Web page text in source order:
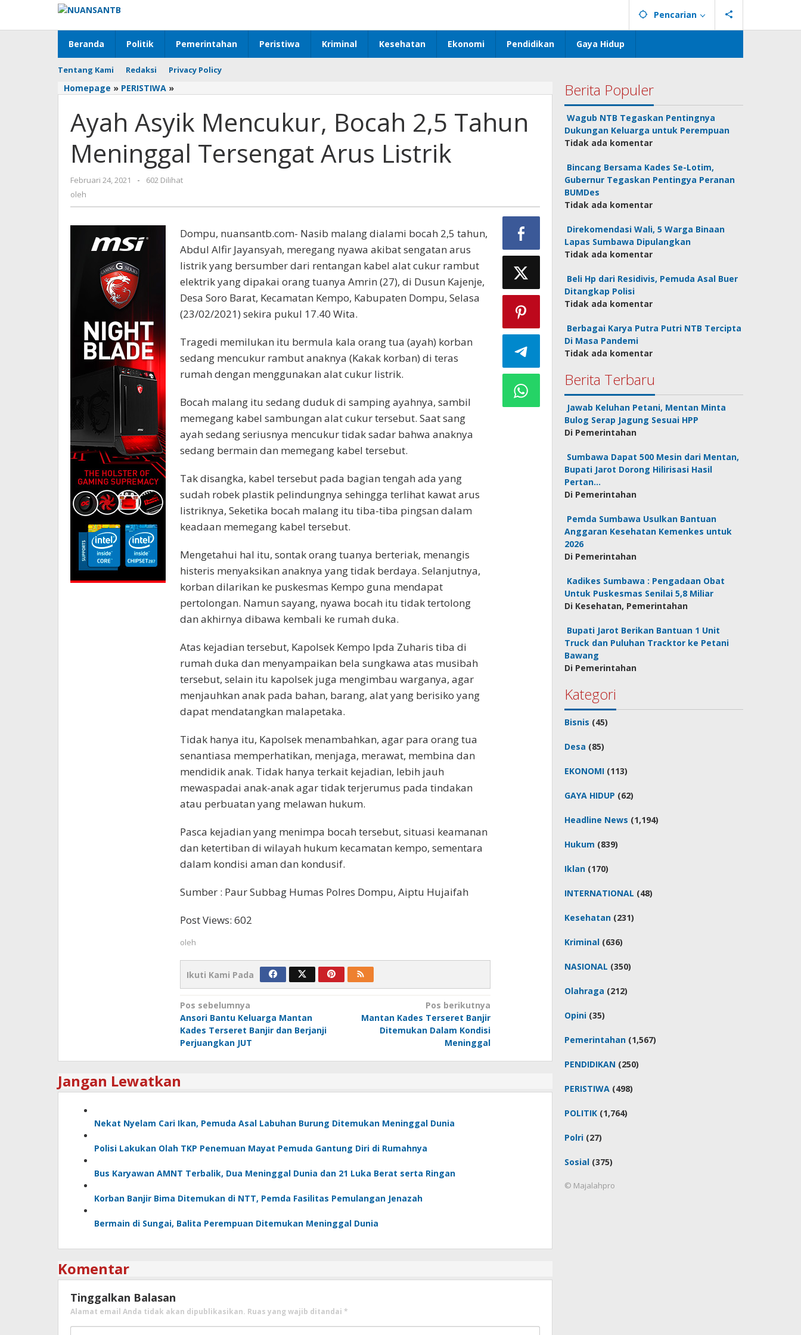
konten
Pencarian
Beranda Politik Pemerintahan Peristiwa Kriminal Kesehatan Ekonomi Pendidikan Gaya Hidup
Tentang Kami Redaksi Privacy Policy
Homepage » PERISTIWA »
Mencukur,
Bocah
Tahun
Meninggal
Tersengat
Ayah Asyik Mencukur, Bocah 2,5 Tahun
Meninggal Tersengat Arus Listrik
Februari 24, 2021 oleh
-
602 Dilihat
oleh
Dompu, nuansantb.com- Nasib malang dialami bocah 2,5 tahun,
Abdul Alfir Jayansyah, meregang nyawa akibat sengatan arus
listrik yang bersumber dari rentangan kabel alat cukur rambut
elektrik yang dipakai orang tuanya Amrin (27), di Dusun Kajenje,
Desa Soro Barat, Kecamatan Kempo, Kabupaten Dompu, Selasa
(23/02/2021) sekira pukul 17.40 Wita.
Tragedi memilukan itu bermula kala orang tua (ayah) korban
sedang mencukur rambut anaknya (Kakak korban) di teras
rumah dengan menggunakan alat cukur listrik.
Bocah malang itu sedang duduk di samping ayahnya, sambil
memegang kabel sambungan alat cukur tersebut. Saat sang
ayah sedang seriusnya mencukur tidak sadar bahwa anaknya
sedang bermain dan memegang kabel tersebut.
Tak disangka, kabel tersebut pada bagian tengah ada yang
sudah robek plastik pelindungnya sehingga terlihat kawat arus
listriknya, Seketika bocah malang itu tiba-tiba pingsan dalam
keadaan memegang kabel tersebut.
Mengetahui hal itu, sontak orang tuanya berteriak, menangis
histeris menyaksikan anaknya yang tidak berdaya. Selanjutnya,
korban dilarikan ke puskesmas Kempo guna mendapat
pertolongan. Namun sayang, nyawa bocah itu tidak tertolong
dan akhirnya dibawa kembali ke rumah duka.
Atas kejadian tersebut, Kapolsek Kempo Ipda Zuharis tiba di
rumah duka dan menyampaikan bela sungkawa atas musibah
tersebut, selain itu kapolsek juga mengimbau warganya, agar
menjauhkan anak pada bahan, barang, alat yang berisiko yang
dapat mendatangkan malapetaka.
Tidak hanya itu, Kapolsek menambahkan, agar para orang tua
senantiasa memperhatikan, menjaga, merawat, membina dan
mendidik anak. Tidak hanya terkait kejadian, lebih jauh
mewaspadai anak-anak agar tidak terjerumus pada tindakan
atau perbuatan yang melawan hukum.
Pasca kejadian yang menimpa bocah tersebut, situasi keamanan
dan ketertiban di wilayah hukum kecamatan kempo, sementara
dalam kondisi aman dan kondusif.
Sumber : Paur Subbag Humas Polres Dompu, Aiptu Hujaifah
Post Views: 602
oleh
Ikuti Kami Pada
Navigasi
pos
Pos sebelumnya
Ansori Bantu Keluarga Mantan
Kades Terseret Banjir dan Berjanji
Perjuangkan JUT
Pos berikutnya
Mantan Kades Terseret Banjir
Ditemukan Dalam Kondisi
Meninggal
Jangan Lewatkan
Nekat Nyelam Cari Ikan, Pemuda Asal Labuhan Burung Ditemukan Meninggal Dunia
Polisi Lakukan Olah TKP Penemuan Mayat Pemuda Gantung Diri di Rumahnya
Bus Karyawan AMNT Terbalik, Dua Meninggal Dunia dan 21 Luka Berat serta Ringan
Korban Banjir Bima Ditemukan di NTT, Pemda Fasilitas Pemulangan Jenazah
Bermain di Sungai, Balita Perempuan Ditemukan Meninggal Dunia
Komentar
Tinggalkan Balasan
Alamat email Anda tidak akan dipublikasikan. Ruas yang wajib ditandai *
Berita Populer
Wagub NTB Tegaskan Pentingnya
Dukungan Keluarga untuk Perempuan
Tidak ada komentar
Bincang Bersama Kades Se-Lotim,
Gubernur Tegaskan Pentingya Peranan
BUMDes
Tidak ada komentar
Direkomendasi Wali, 5 Warga Binaan
Lapas Sumbawa Dipulangkan
Tidak ada komentar
Beli Hp dari Residivis, Pemuda Asal Buer
Ditangkap Polisi
Tidak ada komentar
Berbagai Karya Putra Putri NTB Tercipta
Di Masa Pandemi
Tidak ada komentar
Berita Terbaru
Jawab Keluhan Petani, Mentan Minta
Bulog Serap Jagung Sesuai HPP
Di Pemerintahan
Sumbawa Dapat 500 Mesin dari Mentan,
Bupati Jarot Dorong Hilirisasi Hasil
Pertan…
Di Pemerintahan
Pemda Sumbawa Usulkan Bantuan
Anggaran Kesehatan Kemenkes untuk
2026
Di Pemerintahan
Kadikes Sumbawa : Pengadaan Obat
Untuk Puskesmas Senilai 5,8 Miliar
Di Kesehatan, Pemerintahan
Bupati Jarot Berikan Bantuan 1 Unit
Truck dan Puluhan Tracktor ke Petani
Bawang
Di Pemerintahan
Kategori
Bisnis (45)
Desa (85)
EKONOMI (113)
GAYA HIDUP (62)
Headline News (1,194)
Hukum (839)
Iklan (170)
INTERNATIONAL (48)
Kesehatan (231)
Kriminal (636)
NASIONAL (350)
Olahraga (212)
Opini (35)
Pemerintahan (1,567)
PENDIDIKAN (250)
PERISTIWA (498)
POLITIK (1,764)
Polri (27)
Sosial (375)
© Majalahpro